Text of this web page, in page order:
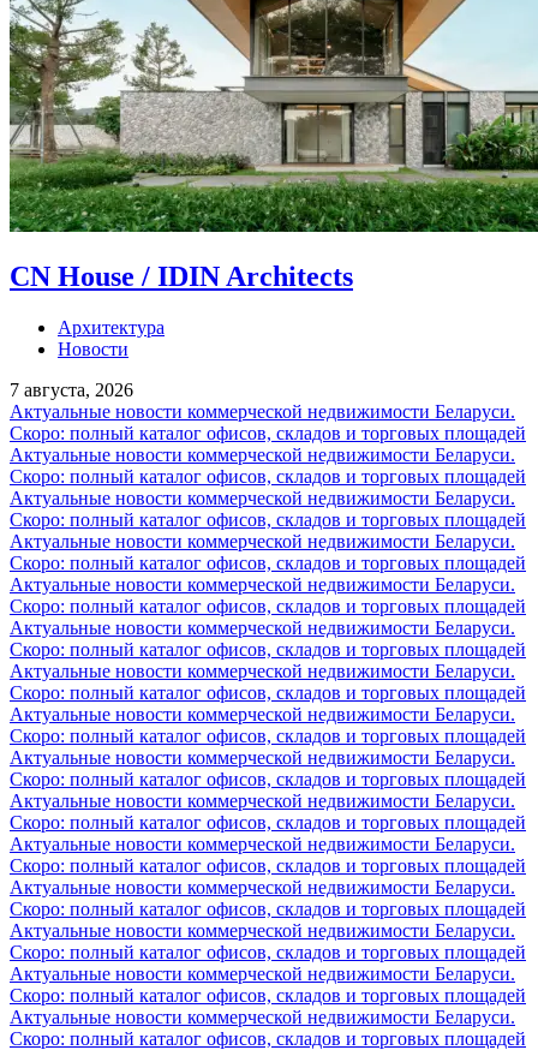
CN House / IDIN Architects
Архитектура
Новости
7 августа, 2026
Актуальные новости коммерческой недвижимости Беларуси.
Скоро: полный каталог офисов, складов и торговых площадей
Актуальные новости коммерческой недвижимости Беларуси.
Скоро: полный каталог офисов, складов и торговых площадей
Актуальные новости коммерческой недвижимости Беларуси.
Скоро: полный каталог офисов, складов и торговых площадей
Актуальные новости коммерческой недвижимости Беларуси.
Скоро: полный каталог офисов, складов и торговых площадей
Актуальные новости коммерческой недвижимости Беларуси.
Скоро: полный каталог офисов, складов и торговых площадей
Актуальные новости коммерческой недвижимости Беларуси.
Скоро: полный каталог офисов, складов и торговых площадей
Актуальные новости коммерческой недвижимости Беларуси.
Скоро: полный каталог офисов, складов и торговых площадей
Актуальные новости коммерческой недвижимости Беларуси.
Скоро: полный каталог офисов, складов и торговых площадей
Актуальные новости коммерческой недвижимости Беларуси.
Скоро: полный каталог офисов, складов и торговых площадей
Актуальные новости коммерческой недвижимости Беларуси.
Скоро: полный каталог офисов, складов и торговых площадей
Актуальные новости коммерческой недвижимости Беларуси.
Скоро: полный каталог офисов, складов и торговых площадей
Актуальные новости коммерческой недвижимости Беларуси.
Скоро: полный каталог офисов, складов и торговых площадей
Актуальные новости коммерческой недвижимости Беларуси.
Скоро: полный каталог офисов, складов и торговых площадей
Актуальные новости коммерческой недвижимости Беларуси.
Скоро: полный каталог офисов, складов и торговых площадей
Актуальные новости коммерческой недвижимости Беларуси.
Скоро: полный каталог офисов, складов и торговых площадей